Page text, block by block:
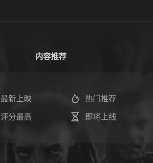
内容推荐
最新上映 热门推荐
评分最高 即将上线